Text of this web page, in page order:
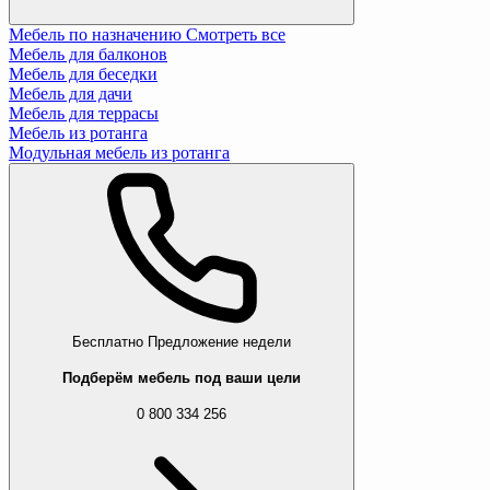
Мебель по назначению Смотреть все
Мебель для балконов
Мебель для беседки
Мебель для дачи
Мебель для террасы
Мебель из ротанга
Модульная мебель из ротанга
Бесплатно Предложение недели
Подберём мебель под ваши цели
0 800 334 256